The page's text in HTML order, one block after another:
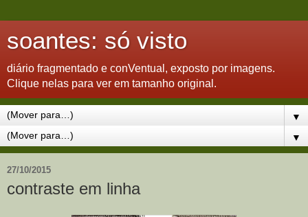
soantes: só visto
diário fragmentado e conVentual, exposto por imagens.
Clique nelas para ver em tamanho original.
▼
▼
27/10/2015
contraste em linha